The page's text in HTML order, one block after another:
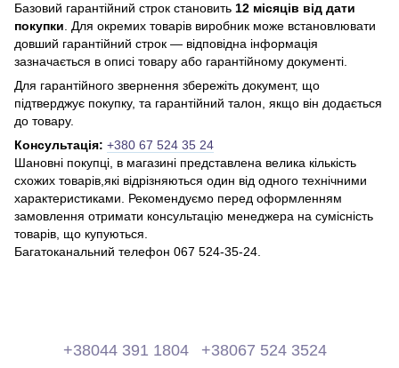
Базовий гарантійний строк становить 12 місяців від дати
покупки. Для окремих товарів виробник може встановлювати
довший гарантійний строк — відповідна інформація
зазначається в описі товару або гарантійному документі.
Для гарантійного звернення збережіть документ, що
підтверджує покупку, та гарантійний талон, якщо він додається
до товару.
Консультація: +380 67 524 35 24
Шановні покупці, в магазині представлена ​​велика кількість
схожих товарів,які відрізняються один від одного технічними
характеристиками. Рекомендуємо перед оформленням
замовлення отримати консультацію менеджера на сумісність
товарів, що купуються.
Багатоканальний телефон 067 524-35-24.
+38044 391 1804
+38067 524 3524